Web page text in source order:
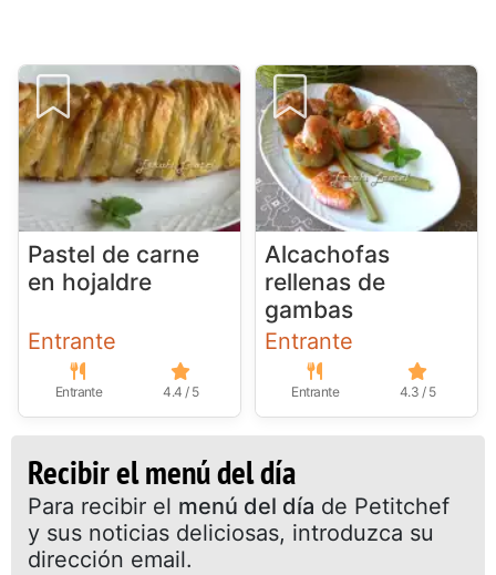
Pastel de carne
en hojaldre
Entrante
Entrante 4.4 / 5
Alcachofas
rellenas de
gambas
Entrante
Entrante 4.3 / 5
Recibir el menú del día
Para recibir el menú del día de Petitchef
y sus noticias deliciosas, introduzca su
dirección email.